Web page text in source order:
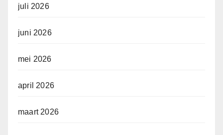
juli 2026
juni 2026
mei 2026
april 2026
maart 2026